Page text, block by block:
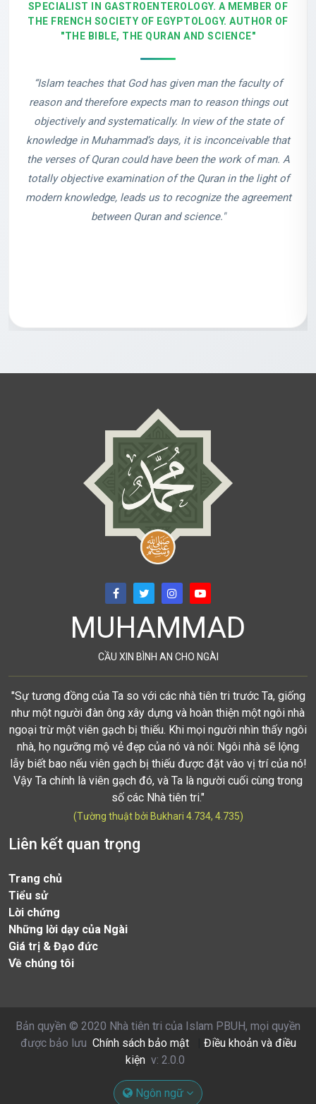
SPECIALIST IN GASTROENTEROLOGY. A MEMBER OF
THE FRENCH SOCIETY OF EGYPTOLOGY. AUTHOR OF
"THE BIBLE, THE QURAN AND SCIENCE"
“Islam teaches that God has given man the faculty of
reason and therefore expects man to reason things out
objectively and systematically. In view of the state of
knowledge in Muhammad’s days, it is inconceivable that
the verses of Quran could have been the work of man. A
totally objective examination of the Quran in the light of
modern knowledge, leads us to recognize the agreement
between Quran and science."
MUHAMMAD
CẦU XIN BÌNH AN CHO NGÀI
"Sự tương đồng của Ta so với các nhà tiên tri trước Ta, giống
như một người đàn ông xây dựng và hoàn thiện một ngôi nhà
ngoại trừ một viên gạch bị thiếu. Khi mọi người nhìn thấy ngôi
nhà, họ ngưỡng mộ vẻ đẹp của nó và nói: Ngôi nhà sẽ lộng
lẫy biết bao nếu viên gạch bị thiếu được đặt vào vị trí của nó!
Vậy Ta chính là viên gạch đó, và Ta là người cuối cùng trong
số các Nhà tiên tri."
(Tường thuật bởi Bukhari 4.734, 4.735)
Liên kết quan trọng
Trang chủ
Tiểu sử
Lời chứng
Những lời dạy của Ngài
Giá trị & Đạo đức
Về chúng tôi
Bản quyền © 2020 Nhà tiên tri của Islam PBUH, mọi quyền
được bảo lưu Chính sách bảo mật
Điều khoản và điều
kiện v: 2.0.0
Ngôn ngữ